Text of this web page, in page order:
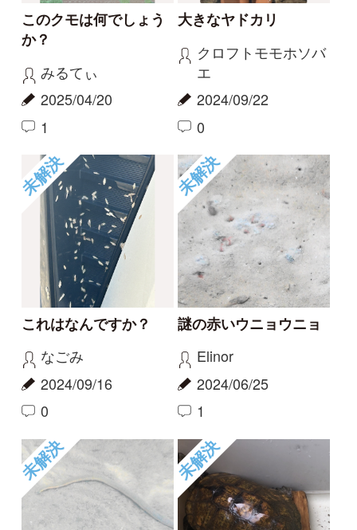
キバビルでしょうか
Elinor
2022/08/15
0
イシガメでしょうか？
2021/08/15
もっとみる
報告のスレッド
ニホンヤモリがいまし
た。
ゴンちゃん
2023/11/06
0
ニホンヤモリ
屋久島のヒキガエル
2023/09/18
0
ニホンヒキガエル